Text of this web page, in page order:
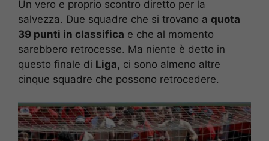
Un vero e proprio scontro diretto per la
salvezza. Due squadre che si trovano a quota
39 punti in classifica e che al momento
sarebbero retrocesse. Ma niente è detto in
questo finale di Liga, ci sono almeno altre
cinque squadre che possono retrocedere.